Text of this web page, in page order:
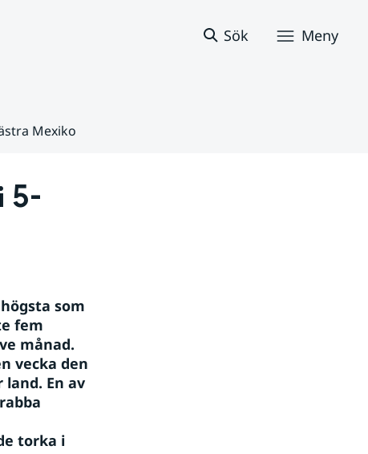
Sök Meny
Mexiko
5-
som
fem
månad.
vecka den
En av
torka i